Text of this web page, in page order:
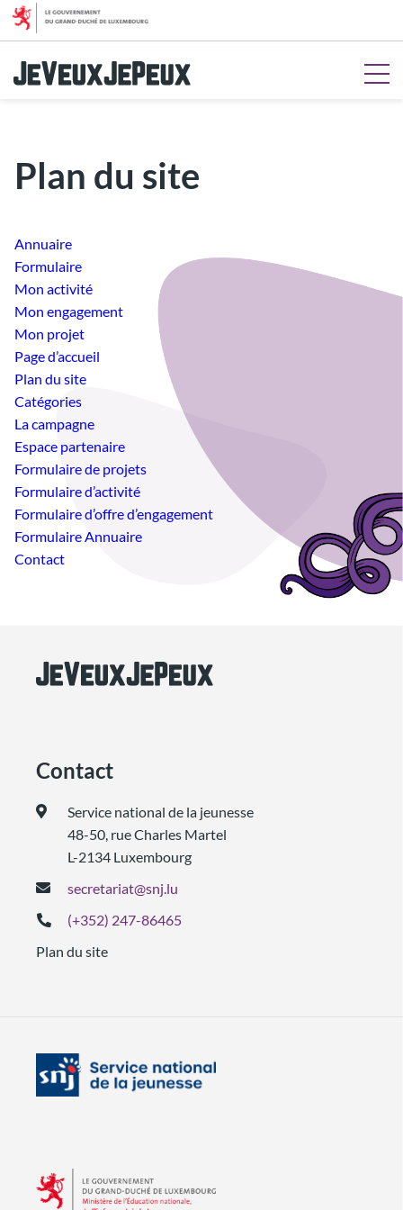
Aller au menu
Aller à la recherche
Plan du site
Annuaire
Formulaire
Mon activité
Mon engagement
Mon projet
Page d’accueil
Plan du site
Catégories
La campagne
Espace partenaire
Formulaire de projets
Formulaire d’activité
Formulaire d’offre d’engagement
Formulaire Annuaire
Contact
Contact
Service national de la jeunesse
48-50, rue Charles Martel
L-2134 Luxembourg
secretariat@snj.lu
(+352) 247-86465
Plan du site